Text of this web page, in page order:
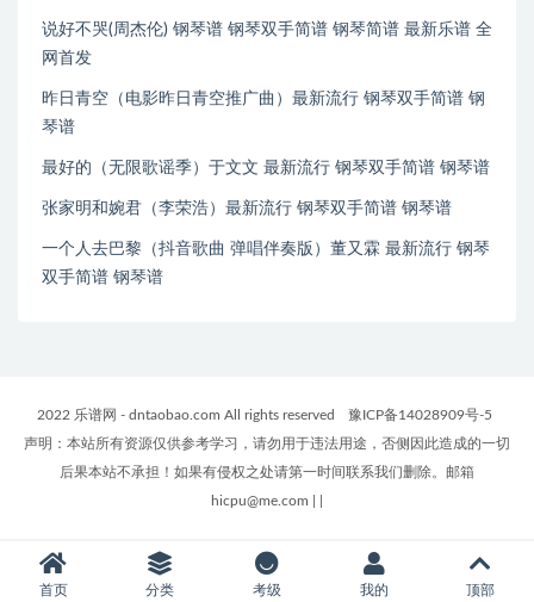
说好不哭(周杰伦) 钢琴谱 钢琴双手简谱 钢琴简谱 最新乐谱 全
网首发
昨日青空（电影昨日青空推广曲）最新流行 钢琴双手简谱 钢
琴谱
最好的（无限歌谣季）于文文 最新流行 钢琴双手简谱 钢琴谱
张家明和婉君（李荣浩）最新流行 钢琴双手简谱 钢琴谱
一个人去巴黎（抖音歌曲 弹唱伴奏版）董又霖 最新流行 钢琴
双手简谱 钢琴谱
2022 乐谱网 - dntaobao.com All rights reserved
豫ICP备14028909号-5
声明：本站所有资源仅供参考学习，请勿用于违法用途，否侧因此造成的一切
后果本站不承担！如果有侵权之处请第一时间联系我们删除。邮箱
hicpu@me.com
首页 分类 考级 我的 顶部